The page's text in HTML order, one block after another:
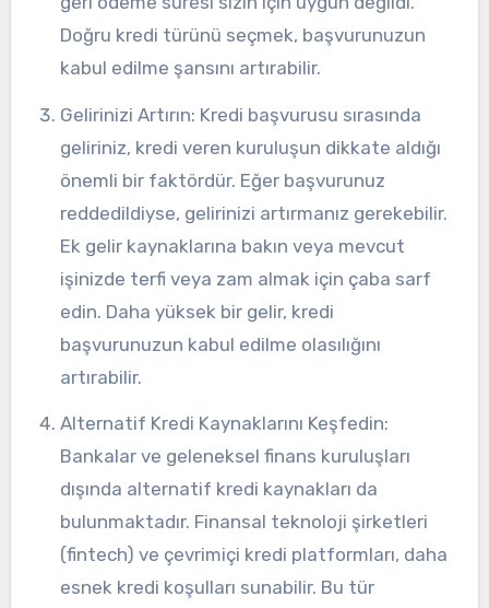
Doğru kredi türünü seçmek, başvurunuzun
kabul edilme şansını artırabilir.
Gelirinizi Artırın: Kredi başvurusu sırasında
geliriniz, kredi veren kuruluşun dikkate aldığı
önemli bir faktördür. Eğer başvurunuz
reddedildiyse, gelirinizi artırmanız gerekebilir.
Ek gelir kaynaklarına bakın veya mevcut
işinizde terfi veya zam almak için çaba sarf
edin. Daha yüksek bir gelir, kredi
başvurunuzun kabul edilme olasılığını
artırabilir.
Alternatif Kredi Kaynaklarını Keşfedin:
Bankalar ve geleneksel finans kuruluşları
dışında alternatif kredi kaynakları da
bulunmaktadır. Finansal teknoloji şirketleri
(fintech) ve çevrimiçi kredi platformları, daha
esnek kredi koşulları sunabilir. Bu tür